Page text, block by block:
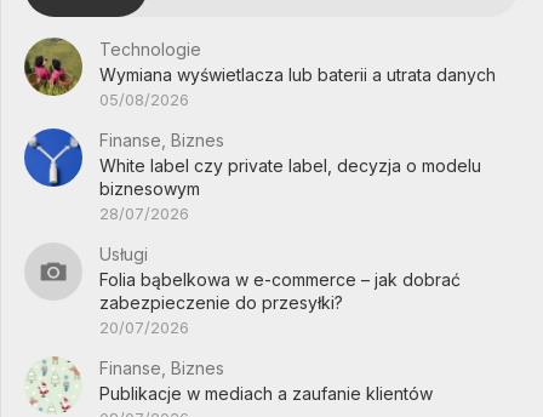
Technologie
Wymiana wyświetlacza lub baterii a utrata danych
05/08/2026
Finanse, Biznes
White label czy private label, decyzja o modelu
biznesowym
28/07/2026
Usługi
Folia bąbelkowa w e-commerce – jak dobrać
zabezpieczenie do przesyłki?
20/07/2026
Finanse, Biznes
Publikacje w mediach a zaufanie klientów